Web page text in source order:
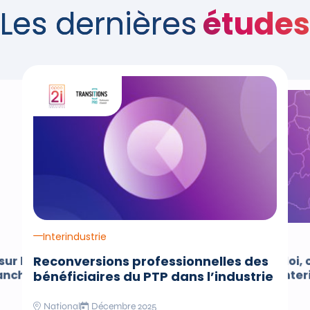
Les dernièresétudes
de l'étude Enquête portant sur le devenir des certifiés de la
le devenir des
de la Chimie
Interindustrie
Reconversions professionnelles des
bénéficiaires du PTP dans l’industrie
National Décembre 2025
Panorama emploi,
formation de